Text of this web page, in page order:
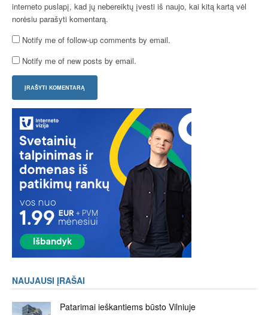
interneto puslapį, kad jų nebereiktų įvesti iš naujo, kai kitą kartą vėl
norėsiu parašyti komentarą.
Notify me of follow-up comments by email.
Notify me of new posts by email.
NAUJAUSI ĮRAŠAI
Patarimai ieškantiems būsto Vilniuje